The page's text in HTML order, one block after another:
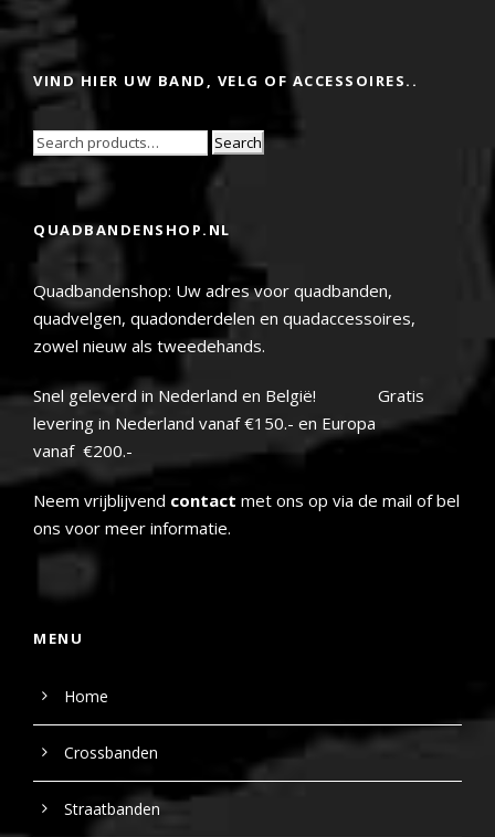
VIND HIER UW BAND, VELG OF ACCESSOIRES..
Search
QUADBANDENSHOP.NL
Quadbandenshop: Uw adres voor quadbanden,
quadvelgen, quadonderdelen en quadaccessoires,
zowel nieuw als tweedehands.
Snel geleverd in Nederland en België! Gratis
levering in Nederland vanaf €150.- en Europa
vanaf €200.-
Neem vrijblijvend contact met ons op via de mail of bel
ons voor meer informatie.
MENU
Home
Crossbanden
Straatbanden